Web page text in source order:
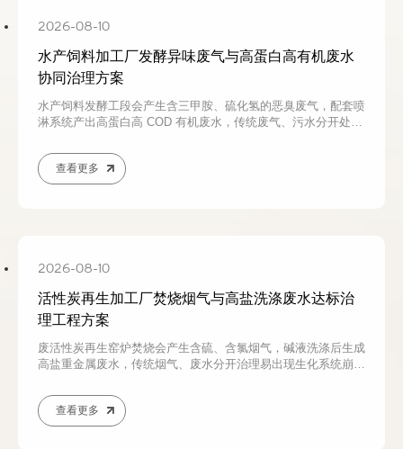
2026-08-10
水产饲料加工厂发酵异味废气与高蛋白高有机废水
协同治理方案
水产饲料发酵工段会产生含三甲胺、硫化氢的恶臭废气，配套喷
淋系统产出高蛋白高 COD 有机废水，传统废气、污水分开处理
水产饲料间歇生产工况，分析废气废水污染特性与治理痛点，介
绍一体化协同治理成套工艺，实现臭气净化、废水降解回用，水
产饲料厂环保整改可咨询若源环保定制方案。
查看更多
2026-08-10
活性炭再生加工厂焚烧烟气与高盐洗涤废水达标治
理工程方案
废活性炭再生窑炉焚烧会产生含硫、含氯烟气，碱液洗涤后生成
高盐重金属废水，传统烟气、废水分开治理易出现生化系统崩
烟气与高盐废水污染特点、治理痛点，介绍一体化协同达标治理
工艺，实现烟气净化、废水减量回用，活性炭再生厂环保整改可
咨询若源环保定制工程方案。
查看更多